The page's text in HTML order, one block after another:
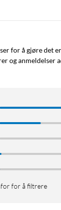
for å gjøre det
og anmeldelser
for å filtrere